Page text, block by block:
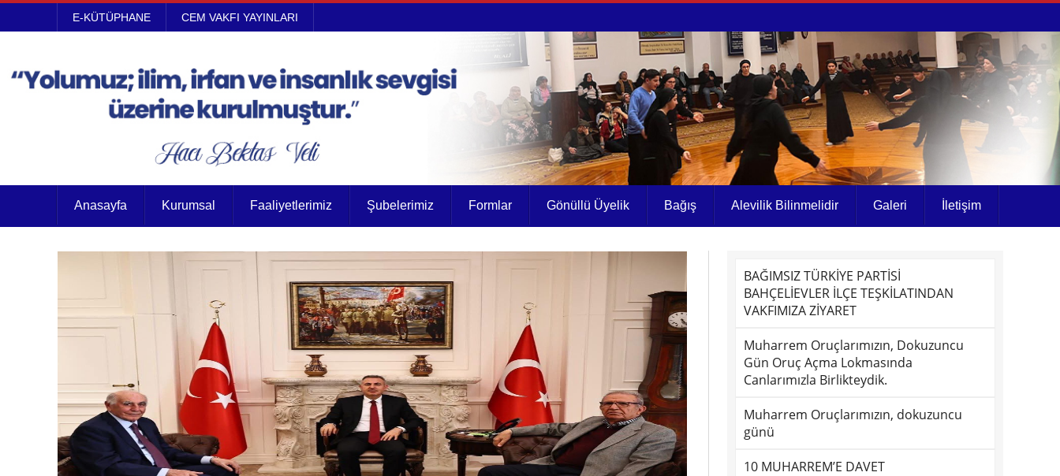
E-KÜTÜPHANE CEM VAKFI YAYINLARI
Anasayfa Kurumsal Faaliyetlerimiz Şubelerimiz Formlar Gönüllü Üyelik Bağış Alevilik Bilinmelidir Galeri İletişim
BAĞIMSIZ TÜRKİYE PARTİSİ
BAHÇELİEVLER İLÇE TEŞKİLATINDAN
VAKFIMIZA ZİYARET
Muharrem Oruçlarımızın, Dokuzuncu
Gün Oruç Açma Lokmasında
Canlarımızla Birlikteydik.
Muharrem Oruçlarımızın, dokuzuncu
günü
10 MUHARREM’E DAVET